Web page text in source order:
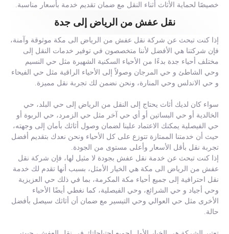
خصيصًا لحماية الأثاث أثناء النقل مع ضمان تقديم خدمة بأسعار مناسبة.
نقل عفش من الرياض إلى جدة
إذا كنت تبحث عن شركة نقل عفش من الرياض الى مكة موثوقة وآمنة،
فإن شركتنا هي الأفضل لأننا متخصصون في توفير خدمات النقل إلى
مختلف أحياء جدة بدءًا من الأحياء السكنية الشهيرة مثل حي النسيم
وحي الشاطئ و حي المرجان وصولاً إلى الأحياء الراقية مثل حي الفيحاء
و حي الاندلس وحي المنارة، ونحن نضمن لك تجربة نقل مميزة.
سواء كان لديك أثاث يحتاج إلى النقل من الرياض إلى حي البلد، حي
الخالدية أو حي البساتين أو أي حي آخر مثل حي الزمرد، حي الربوة أو
حي الفيصلية يمكنك الاعتماد علينا لضمان وصول أثاثك بأمان إلى وجهته،
حيث أن خدمتنا الممتازة تتوزع على كل الأحياء ونحن نعدك بتقديم أفضل
تجربة نقل بأقل الأسعار وأعلى مستوى من الجودة.
إذا كنت تبحث عن خدمة نقل عفش بجودة لا مثيل لها، فإن شركة نقل
عفش من الرياض الى مكة هي الخيار الأمثل، بسبب أنها تقدم لك خدمة
نقل احترافية إلى جميع أحياء مكة المكرمة، بما في ذلك حي العزيزية
وحي أجياد و حي الشرائع، وحي الفيصلية، كما نغطي أيضًا الأحياء
الأخرى مثل حي العوالي وحي التيسير مع ضمان أن أثاثك سيصل بأفضل
حالة.